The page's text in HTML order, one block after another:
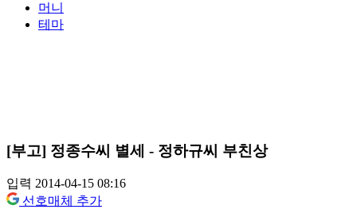
머니
테마
[부고] 정종수씨 별세 - 정하규씨 부친상
입력 2014-04-15 08:16
선호매체 추가